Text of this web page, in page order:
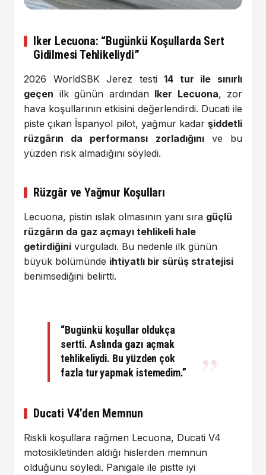
Iker Lecuona: “Bugünkü Koşullarda Sert
Gidilmesi Tehlikeliydi”
2026 WorldSBK Jerez testi14 tur ile sınırlı
geçen ilk günün ardından Iker Lecuona, zor
hava koşullarının etkisini değerlendirdi. Ducati ile
piste çıkan İspanyol pilot, yağmur kadar şiddetli
rüzgârın da performansı zorladığınıve bu
yüzden risk almadığını söyledi.
Rüzgâr ve Yağmur Koşulları
Lecuona, pistin ıslak olmasının yanı sıra güçlü
rüzgârın da gaz açmayı tehlikeli hale
getirdiğini vurguladı. Bu nedenle ilk günün
büyük bölümünde ihtiyatlı bir sürüş stratejisi
benimsediğini belirtti.
“Bugünkü koşullar oldukça
sertti. Aslında gazı açmak
tehlikeliydi. Bu yüzden çok
fazla tur yapmak istemedim.”
Ducati V4’den Memnun
Riskli koşullara rağmen Lecuona, Ducati V4
motosikletinden aldığı hislerden memnun
olduğunu söyledi. Panigale ile pistte iyi